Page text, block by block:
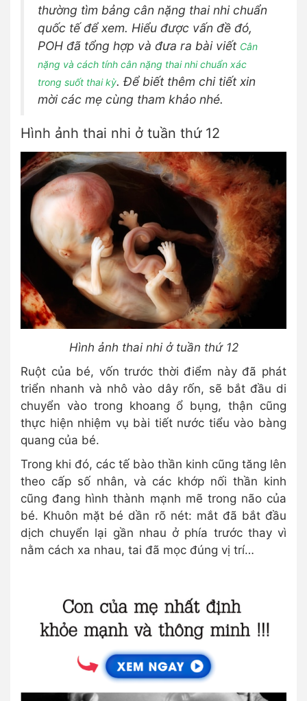
thường tìm bảng cân nặng thai nhi chuẩn
quốc tế để xem. Hiểu được vấn đề đó,
POH đã tổng hợp và đưa ra bài viết Cân
nặng và cách tính cân nặng thai nhi chuẩn xác
trong suốt thai kỳ. Để biết thêm chi tiết xin
mời các mẹ cùng tham khảo nhé.
Hình ảnh thai nhi ở tuần thứ 12
Hình ảnh thai nhi ở tuần thứ 12
Ruột của bé, vốn trước thời điểm này đã phát
triển nhanh và nhô vào dây rốn, sẽ bắt đầu di
chuyển vào trong khoang ổ bụng, thận cũng
thực hiện nhiệm vụ bài tiết nước tiểu vào bàng
quang của bé.
Trong khi đó, các tế bào thần kinh cũng tăng lên
theo cấp số nhân, và các khớp nối thần kinh
cũng đang hình thành mạnh mẽ trong não của
bé. Khuôn mặt bé dần rõ nét: mắt đã bắt đầu
dịch chuyển lại gần nhau ở phía trước thay vì
nằm cách xa nhau, tai đã mọc đúng vị trí…